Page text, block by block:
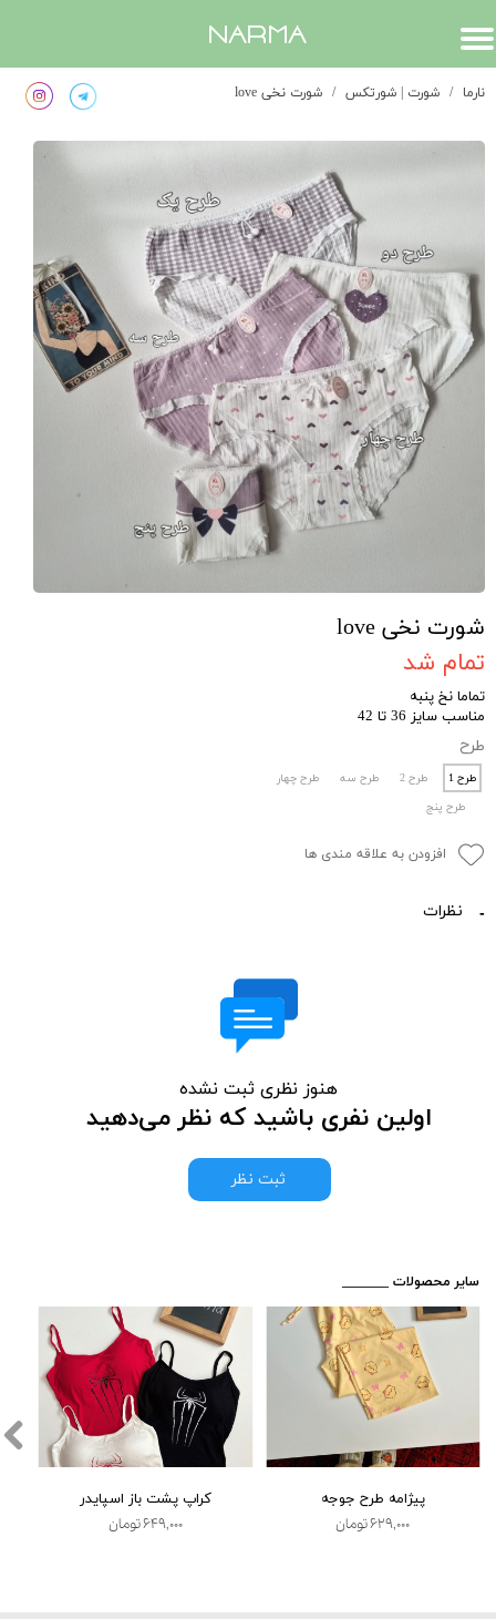
​narma
نارما شورت | شورتکس شورت نخی love
شورت نخی love
تمام شد
تماما نخ پنبه
مناسب سایز 36 تا 42
طرح
طرح 1 طرح 2 طرح سه
طرح چهار
طرح پنج
افزودن به علاقه مندی ها
نظرات
هنوز نظری ثبت نشده
اولین نفری باشید که نظر می‌دهید
ثبت نظر
کراپ پشت باز اسپایدر
۶۴۹,۰۰۰ تومان
پیژامه طرح جوجه
۶۲۹,۰۰۰ تومان
​_______ سایر محصولات